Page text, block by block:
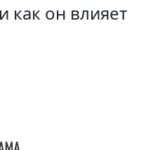
как он влияет